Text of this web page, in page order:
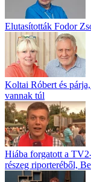
Elutasították Fodor
Koltai Róbert és
vannak túl
Hiába forgatott a
részeg riporteréből,